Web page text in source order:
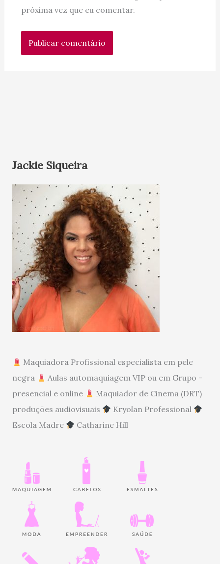
próxima vez que eu comentar.
Jackie Siqueira
Maquiadora Profissional especialista em pele
negra
Aulas automaquiagem VIP ou em Grupo -
presencial e online
Maquiador de Cinema (DRT)
produções audiovisuais
Kryolan Professional
Escola Madre
Catharine Hill